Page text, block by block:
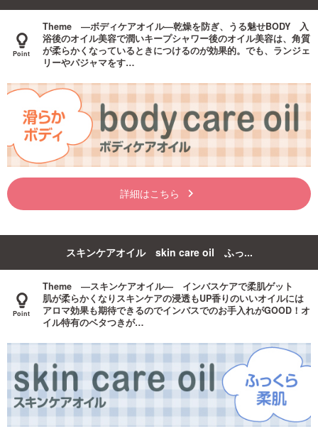
Theme ―ボディケアオイル―乾燥を防ぎ、うる魅せBODY 入
浴後のオイル美容で潤いキープシャワー後のオイル美容は、角質
が柔らかくなっているときにつけるのが効果的。でも、ランジェ
リーやパジャマをす…
詳細はこちら keyboard_arrow_right
スキンケアオイル skin care oil ふっ...
Theme ―スキンケアオイル― インバスケアで柔肌ゲット
肌が柔らかくなりスキンケアの浸透もUP香りのいいオイルには
アロマ効果も期待できるのでインバスでのお手入れがGOOD！オ
イル特有のベタつきが…